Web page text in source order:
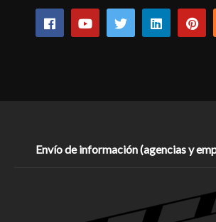
Envío de información (agencias y